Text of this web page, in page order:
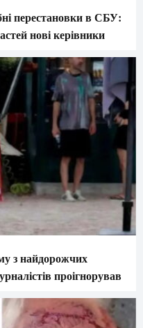
перестановки в СБУ:
нові керівники
з найдорожчих
проігнорував